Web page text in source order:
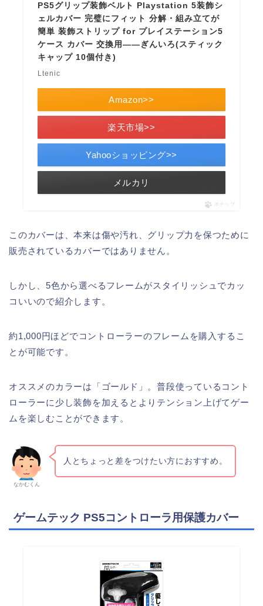
PS5グリップ装飾ベルト Playstation 5装飾シ
ェルカバー 完璧にフィット 分解・組み立てが
簡単 装飾ストリップ for プレイステーション5
ケース カバー 交換用——ぎんいろ(スティック
キャップ 10個付き)
Ltenic
Amazon>>
楽天市場>>
Yahooショッピング>>
メルカリ
ポチップ
このカバーは、本来は傷や汚れ、グリップ力を保つために
販売されているカバーではありません。
しかし、5色から選べるフレームがスタイリッシュでカッ
コいいので紹介します。
約1,000円ほどでコントローラーのフレームを購入するこ
とが可能です。
オススメのカラーは「ゴールド」。普段使っているコント
ローラーに少し装飾を加えるとよりテンション上げてゲー
ムを楽しむことができます。
なかむくん
人とちょっと差をつけたい方におすすめ。
ゲームテック PS5コントローラ用保護カバー